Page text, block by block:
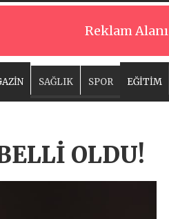
Reklam Alanı
SAĞLIK SPOR EĞİTİM
OLDU!